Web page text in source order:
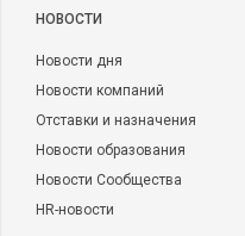
НОВОСТИ
Новости дня
Новости компаний
Отставки и назначения
Новости образования
Новости Сообщества
HR-новости